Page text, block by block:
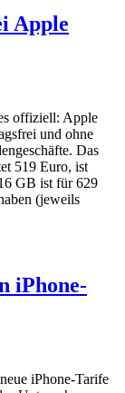
Apple
offiziell: Apple
und ohne
Das
519 Euro, ist
GB ist für 629
(jeweils
iPhone-
iPhone-Tarife